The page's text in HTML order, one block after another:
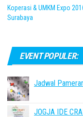
Koperasi & UMKM Expo
Surabaya
EVENT POPULER:
Jadwal
JOGJA IDE